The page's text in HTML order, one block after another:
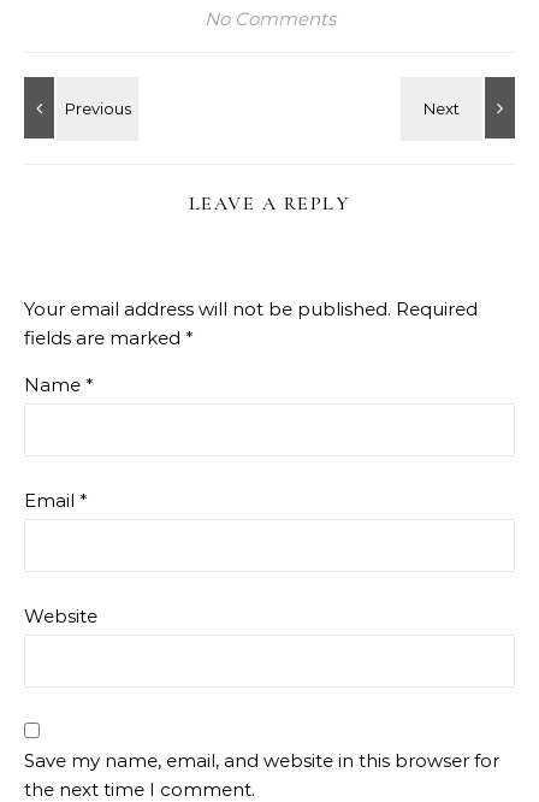
No Comments
LEAVE A REPLY
Your email address will not be published. Required
fields are marked *
Name *
Email *
Website
Save my name, email, and website in this browser for
the next time I comment.